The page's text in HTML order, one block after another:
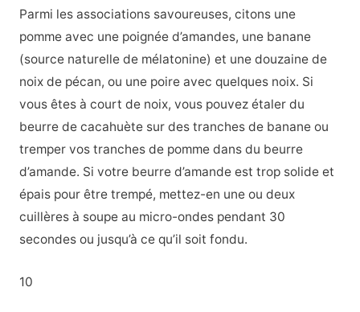
Parmi les associations savoureuses, citons une
pomme avec une poignée d’amandes, une banane
(source naturelle de mélatonine) et une douzaine de
noix de pécan, ou une poire avec quelques noix. Si
vous êtes à court de noix, vous pouvez étaler du
beurre de cacahuète sur des tranches de banane ou
tremper vos tranches de pomme dans du beurre
d’amande. Si votre beurre d’amande est trop solide et
épais pour être trempé, mettez-en une ou deux
cuillères à soupe au micro-ondes pendant 30
secondes ou jusqu’à ce qu’il soit fondu.
10